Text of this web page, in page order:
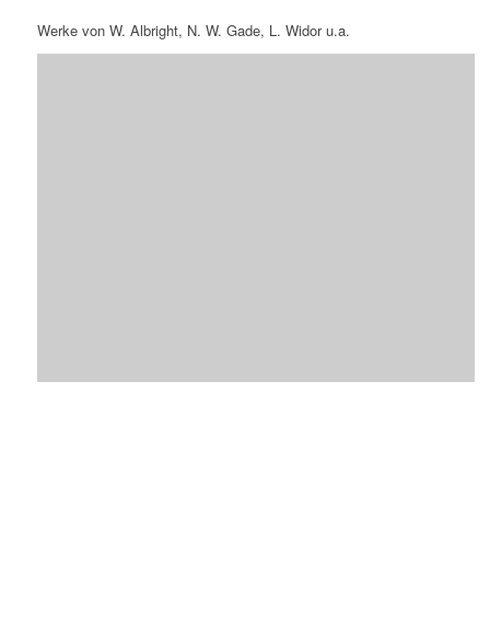
Werke von W. Albright, N. W. Gade, L. Widor u.a.